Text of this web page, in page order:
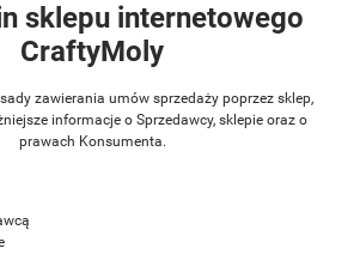
sklepu internetowego
CraftyMoly
zawierania umów sprzedaży poprzez sklep,
informacje o Sprzedawcy, sklepie oraz o
prawach Konsumenta.